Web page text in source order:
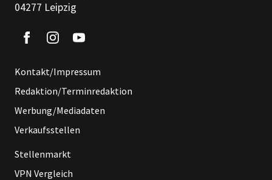
04277 Leipzig
Kontakt/Impressum
Redaktion/Terminredaktion
Werbung/Mediadaten
Verkaufsstellen
Stellenmarkt
VPN Vergleich